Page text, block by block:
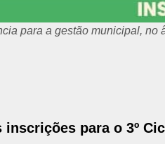
para a gestão municipal, no
inscrições para o 3º